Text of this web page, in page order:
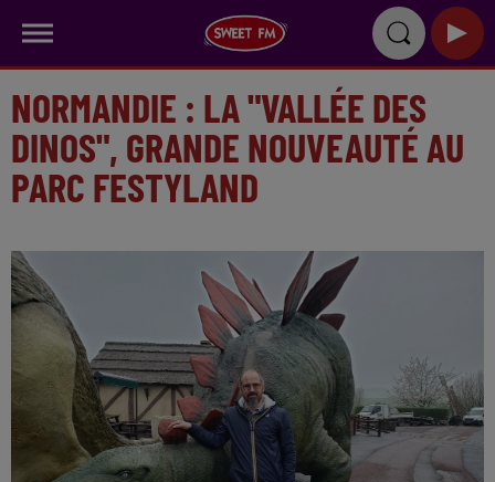
NORMANDIE : LA "VALLÉE DES
DINOS", GRANDE NOUVEAUTÉ AU
PARC FESTYLAND